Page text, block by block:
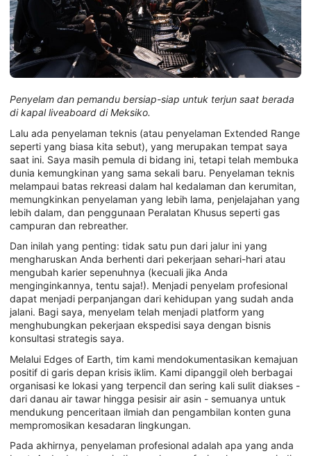
Penyelam dan pemandu bersiap-siap untuk terjun saat berada
di kapal liveaboard di Meksiko.
Lalu ada penyelaman teknis (atau penyelaman Extended Range
seperti yang biasa kita sebut), yang merupakan tempat saya
saat ini. Saya masih pemula di bidang ini, tetapi telah membuka
dunia kemungkinan yang sama sekali baru. Penyelaman teknis
melampaui batas rekreasi dalam hal kedalaman dan kerumitan,
memungkinkan penyelaman yang lebih lama, penjelajahan yang
lebih dalam, dan penggunaan Peralatan Khusus seperti gas
campuran dan rebreather.
Dan inilah yang penting: tidak satu pun dari jalur ini yang
mengharuskan Anda berhenti dari pekerjaan sehari-hari atau
mengubah karier sepenuhnya (kecuali jika Anda
menginginkannya, tentu saja!). Menjadi penyelam profesional
dapat menjadi perpanjangan dari kehidupan yang sudah anda
jalani. Bagi saya, menyelam telah menjadi platform yang
menghubungkan pekerjaan ekspedisi saya dengan bisnis
konsultasi strategis saya.
Melalui Edges of Earth, tim kami mendokumentasikan kemajuan
positif di garis depan krisis iklim. Kami dipanggil oleh berbagai
organisasi ke lokasi yang terpencil dan sering kali sulit diakses -
dari danau air tawar hingga pesisir air asin - semuanya untuk
mendukung penceritaan ilmiah dan pengambilan konten guna
mempromosikan kesadaran lingkungan.
Pada akhirnya, penyelaman profesional adalah apa yang anda